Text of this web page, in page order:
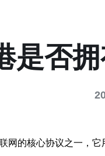
是否
网的核心协议之一，